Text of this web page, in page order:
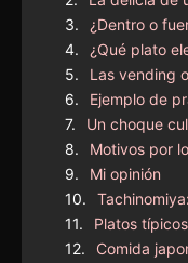
¿Dentro o
¿Qué plato
Las vending
Ejemplo de
Un choque
Motivos por
Mi opinión
Platos
Comida